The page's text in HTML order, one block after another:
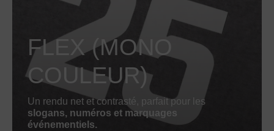
FLEX (MONO
COULEUR)
Un rendu net et contrasté, parfait pour les
slogans, numéros et marquages
événementiels.